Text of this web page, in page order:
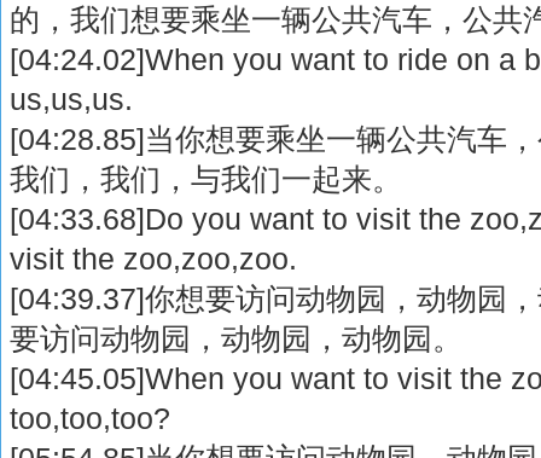
的，我们想要乘坐一辆公共汽车，公共
[04:24.02]When you want to ride on a
us,us,us.
[04:28.85]当你想要乘坐一辆公共汽车
我们，我们，与我们一起来。
[04:33.68]Do you want to visit the
visit the zoo,zoo,zoo.
[04:39.37]你想要访问动物园，动物园
要访问动物园，动物园，动物园。
[04:45.05]When you want to visit the
too,too,too?